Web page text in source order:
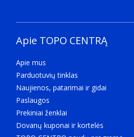
Apie TOPO CENTRĄ
Apie mus
Parduotuvių tinklas
Naujienos, patarimai ir gidai
Paslaugos
Prekiniai ženklai
Dovanų kuponai ir kortelės